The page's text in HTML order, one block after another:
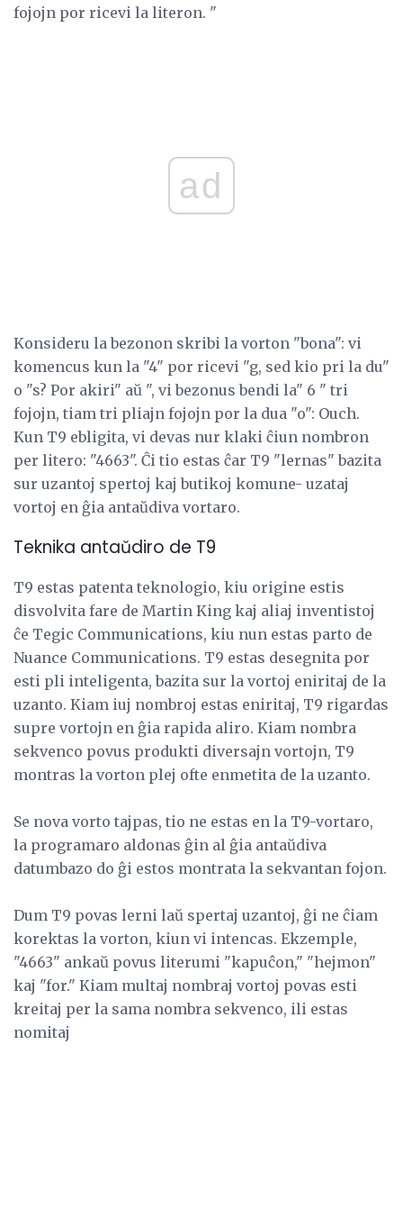
fojojn por ricevi la literon. "
ad
Konsideru la bezonon skribi la vorton "bona": vi
komencus kun la "4" por ricevi "g, sed kio pri la du"
o "s? Por akiri" aŭ ", vi bezonus bendi la" 6 " tri
fojojn, tiam tri pliajn fojojn por la dua "o": Ouch.
Kun T9 ebligita, vi devas nur klaki ĉiun nombron
per litero: "4663". Ĉi tio estas ĉar T9 "lernas" bazita
sur uzantoj spertoj kaj butikoj komune- uzataj
vortoj en ĝia antaŭdiva vortaro.
Teknika antaŭdiro de T9
T9 estas patenta teknologio, kiu origine estis
disvolvita fare de Martin King kaj aliaj inventistoj
ĉe Tegic Communications, kiu nun estas parto de
Nuance Communications. T9 estas desegnita por
esti pli inteligenta, bazita sur la vortoj eniritaj de la
uzanto. Kiam iuj nombroj estas eniritaj, T9 rigardas
supre vortojn en ĝia rapida aliro. Kiam nombra
sekvenco povus produkti diversajn vortojn, T9
montras la vorton plej ofte enmetita de la uzanto.
Se nova vorto tajpas, tio ne estas en la T9-vortaro,
la programaro aldonas ĝin al ĝia antaŭdiva
datumbazo do ĝi estos montrata la sekvantan fojon.
Dum T9 povas lerni laŭ spertaj uzantoj, ĝi ne ĉiam
korektas la vorton, kiun vi intencas. Ekzemple,
"4663" ankaŭ povus literumi "kapuĉon," "hejmon"
kaj "for." Kiam multaj nombraj vortoj povas esti
kreitaj per la sama nombra sekvenco, ili estas
nomitaj